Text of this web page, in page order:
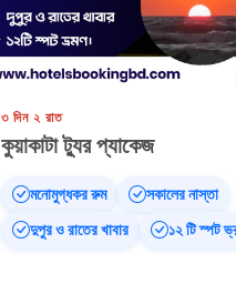
৩ দিন ২ রাত
কুয়াকাটা ট্যুর প্যাকেজ
মনোমুগ্ধকর রুম
সকালের নাস্তা
দুপুর ও রাতের খাবার
১২ টি স্পট